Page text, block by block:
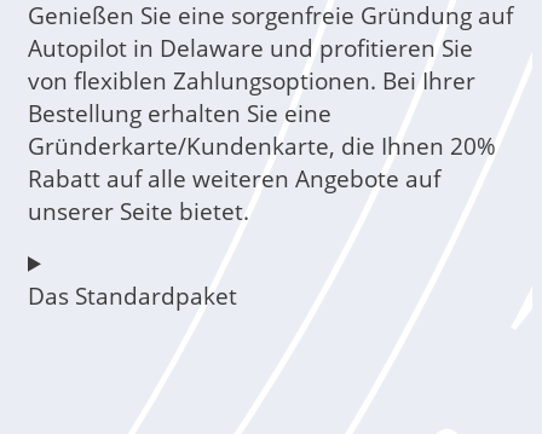
Genießen Sie eine sorgenfreie Gründung auf
Autopilot in Delaware und profitieren Sie
von flexiblen Zahlungsoptionen. Bei Ihrer
Bestellung erhalten Sie eine
Gründerkarte/Kundenkarte, die Ihnen 20%
Rabatt auf alle weiteren Angebote auf
unserer Seite bietet.
Das Standardpaket